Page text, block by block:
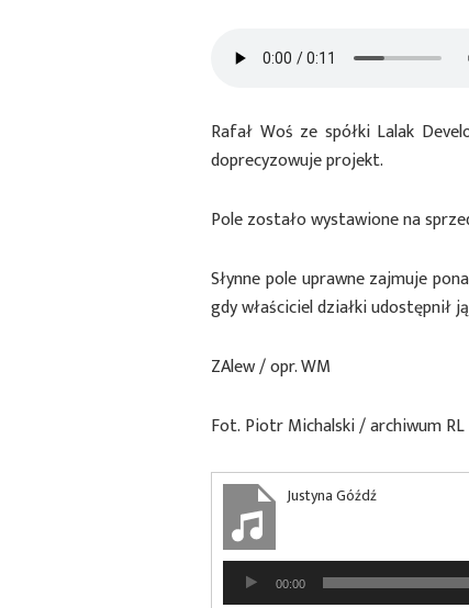
Rafał Woś ze spółki Lalak
doprecyzowuje projekt.
Pole zostało wystawione na
Słynne pole uprawne zajmuje
gdy właściciel działki udostępnił
ZAlew / opr. WM
Fot. Piotr Michalski / archiwum RL
Justyna Góźdź
Odtwarzacz
plików
00:00